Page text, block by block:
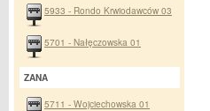
5933 - Rondo Krwiodawców 03
5701 - Nałęczowska 01
ZANA
5711 - Wojciechowska 01